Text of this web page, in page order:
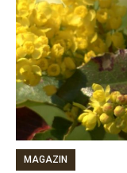
MAGAZIN